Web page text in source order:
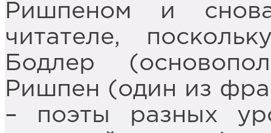
Ришпеном и
читателе,
Бодлер
Ришпен (один из
– поэты разных